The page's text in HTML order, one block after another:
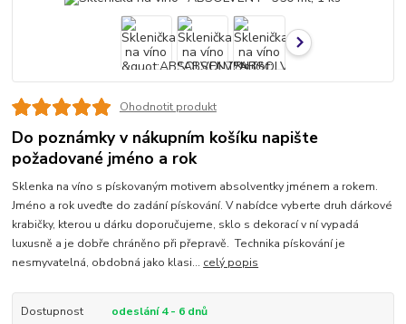
Ohodnotit produkt
Do poznámky v nákupním košíku napište
požadované jméno a rok
Sklenka na víno s pískovaným motivem absolventky jménem a rokem.
Jméno a rok uveďte do zadání pískování. V nabídce vyberte druh dárkové
krabičky, kterou u dárku doporučujeme, sklo s dekorací v ní vypadá
luxusně a je dobře chráněno při přepravě. Technika pískování je
nesmyvatelná, obdobná jako klasi... celý popis
Dostupnost
odeslání 4 - 6 dnů